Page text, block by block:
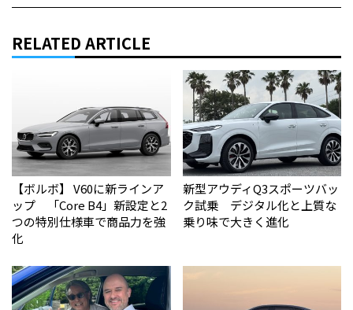
RELATED ARTICLE
【ボルボ】 V60に新ラインア
ップ 「Core B4」新設定と2
つの特別仕様車で商品力を強
化
新型アウディQ3スポーツバッ
ク試乗 デジタル化と上質な
乗り味で大きく進化